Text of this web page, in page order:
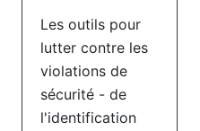
Les outils pour
lutter contre les
violations de
sécurité - de
l'identification